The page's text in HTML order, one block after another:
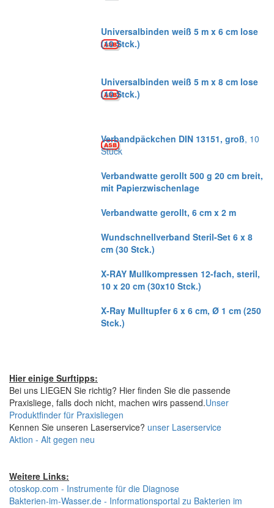
Universalbinden weiß 5 m x 6 cm lose
(10 Stck.)
Universalbinden weiß 5 m x 8 cm lose
(10 Stck.)
Verbandpäckchen DIN 13151, groß, 10
Stück
Verbandwatte gerollt 500 g 20 cm breit,
mit Papierzwischenlage
Verbandwatte gerollt, 6 cm x 2 m
Wundschnellverband Steril-Set 6 x 8
cm (30 Stck.)
X-RAY Mullkompressen 12-fach, steril,
10 x 20 cm (30x10 Stck.)
X-Ray Mulltupfer 6 x 6 cm, Ø 1 cm (250
Stck.)
Hier einige Surftipps:
Bei uns LIEGEN Sie richtig? Hier finden Sie die passende
Praxisliege, falls doch nicht, machen wirs passend.Unser
Produktfinder für Praxisliegen
Kennen Sie unseren Laserservice? unser Laserservice
Aktion - Alt gegen neu
Weitere Links:
otoskop.com - Instrumente für die Diagnose
Bakterien-im-Wasser.de - Informationsportal zu Bakterien im